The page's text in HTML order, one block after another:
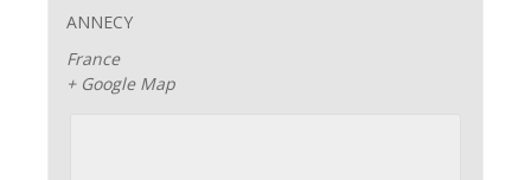
ANNECY
France
+ Google Map